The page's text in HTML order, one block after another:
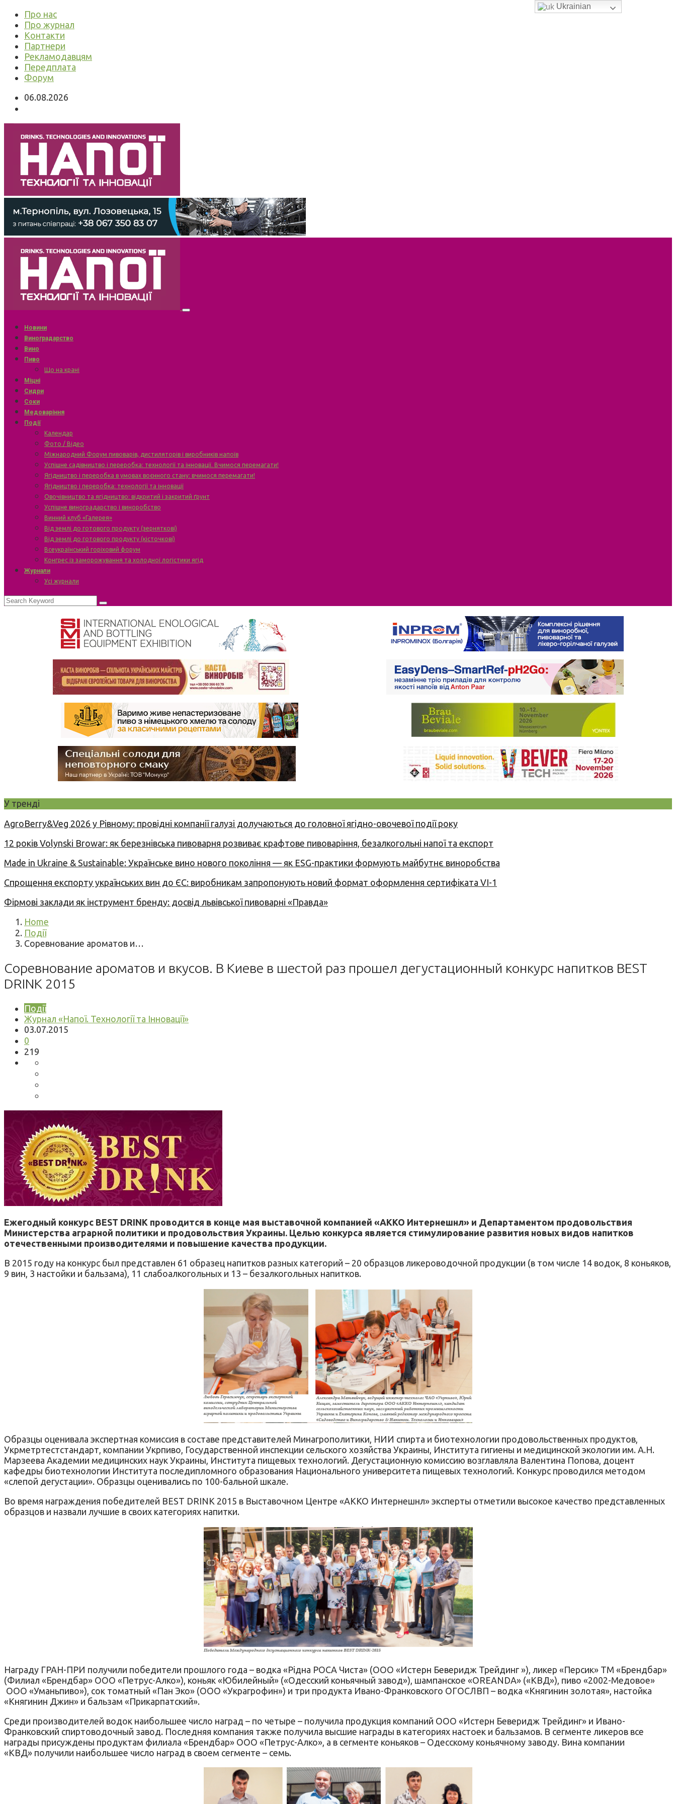
Про нас
Про журнал
Контакти
Партнери
Рекламодавцям
Передплата
Форум
06.08.2026
Новини
Виноградарство
Вино
Пиво
Що на крані
Міцні
Сидри
Соки
Медоваріння
Події
Календар
Фото / Відео
Міжнародний Форум пивоварів, дистиляторів і виробників напоїв
Успішне садівництво і переробка: технології та інновації. Вчимося перемагати!
Ягідництво і переробка в умовах воєнного стану: вчимося перемагати!
Ягідництво і переробка: технології та інновації
Овочівництво та ягідництво: відкритий і закритий ґрунт
Успішне виноградарство і виноробство
Винний клуб «Галерея»
Від землі до готового продукту (зерняткові)
Від землі до готового продукту (кісточкові)
Всеукраїнський горіховий форум
Конгрес із заморожування та холодної логістики ягід
Журнали
Усі журнали
У тренді
AgroBerry&Veg 2026 у Рівному: провідні компанії галузі долучаються до головної ягідно-овочевої події року
12 років Volynski Browar: як березнівська пивоварня розвиває крафтове пивоваріння, безалкогольні напої та експорт
Made in Ukraine & Sustainable: Українське вино нового покоління — як ESG-практики формують майбутнє виноробства
Спрощення експорту українських вин до ЄС: виробникам запропонують новий формат оформлення сертифіката VI-1
Фірмові заклади як інструмент бренду: досвід львівської пивоварні «Правда»
Home
Події
Соревнование ароматов и…
Соревнование ароматов и вкусов. В Киеве в шестой раз прошел дегустационный конкурс напитков BEST
DRINK 2015
Події
Журнал «Напої. Технології та Інновації»
03.07.2015
0
219
Ежегодный конкурс BEST DRINK проводится в конце мая выставочной компанией «АККО Интернешнл» и Департаментом продовольствия
Министерства аграрной политики и продовольствия Украины. Целью конкурса является стимулирование развития новых видов напитков
отечественными производителями и повышение качества продукции.
В 2015 году на конкурс был представлен 61 образец напитков разных категорий – 20 образцов ликероводочной продукции (в том числе 14 водок, 8 коньяков,
9 вин, 3 настойки и бальзама), 11 слабоалкогольных и 13 – безалкогольных напитков.
Образцы оценивала экспертная комиссия в составе представителей Минагрополитики, НИИ спирта и биотехнологии продовольственных продуктов,
Укрметртестстандарт, компании Укрпиво, Государственной инспекции сельского хозяйства Украины, Института гигиены и медицинской экологии им. А.Н.
Марзеева Академии медицинских наук Украины, Института пищевых технологий. Дегустационную комиссию возглавляла Валентина Попова, доцент
кафедры биотехнологии Института последипломного образования Национального университета пищевых технологий. Конкурс проводился методом
«слепой дегустации». Образцы оценивались по 100-бальной шкале.
Во время награждения победителей BEST DRINK 2015 в Выставочном Центре «АККО Интернешнл» эксперты отметили высокое качество представленных
образцов и назвали лучшие в своих категориях напитки.
Награду ГРАН-ПРИ получили победители прошлого года – водка «Рідна РОСА Чиста» (ООО «Истерн Беверидж Трейдинг »), ликер «Персик» ТМ «Брендбар»
(Филиал «Брендбар» ООО «Петрус-Алко»), коньяк «Юбилейный» («Одесский коньячный завод»), шампанское «OREANDA» («КВД»), пиво «2002-Медовое»
ООО «Уманьпиво»), сок томатный «Пан Эко» (ООО «Украгрофин») и три продукта Ивано-Франковского ОГОСЛВП – водка «Княгинин золотая», настойка
«Княгинин Джин» и бальзам «Прикарпатский».
Среди производителей водок наибольшее число наград – по четыре – получила продукция компаний ООО «Истерн Беверидж Трейдинг» и Ивано-
Франковский спиртоводочный завод. Последняя компания также получила высшие награды в категориях настоек и бальзамов. В сегменте ликеров все
награды присуждены продуктам филиала «Брендбар» ООО «Петрус-Алко», а в сегменте коньяков – Одесскому коньячному заводу. Вина компании
«КВД» получили наибольшее число наград в своем сегменте – семь.
Ukrainian